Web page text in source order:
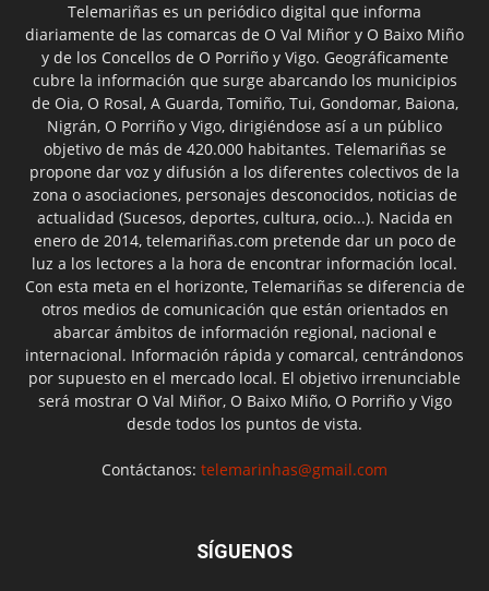
Telemariñas es un periódico digital que informa
diariamente de las comarcas de O Val Miñor y O Baixo Miño
y de los Concellos de O Porriño y Vigo. Geográficamente
cubre la información que surge abarcando los municipios
de Oia, O Rosal, A Guarda, Tomiño, Tui, Gondomar, Baiona,
Nigrán, O Porriño y Vigo, dirigiéndose así a un público
objetivo de más de 420.000 habitantes. Telemariñas se
propone dar voz y difusión a los diferentes colectivos de la
zona o asociaciones, personajes desconocidos, noticias de
actualidad (Sucesos, deportes, cultura, ocio...). Nacida en
enero de 2014, telemariñas.com pretende dar un poco de
luz a los lectores a la hora de encontrar información local.
Con esta meta en el horizonte, Telemariñas se diferencia de
otros medios de comunicación que están orientados en
abarcar ámbitos de información regional, nacional e
internacional. Información rápida y comarcal, centrándonos
por supuesto en el mercado local. El objetivo irrenunciable
será mostrar O Val Miñor, O Baixo Miño, O Porriño y Vigo
desde todos los puntos de vista.
Contáctanos: telemarinhas@gmail.com
SÍGUENOS